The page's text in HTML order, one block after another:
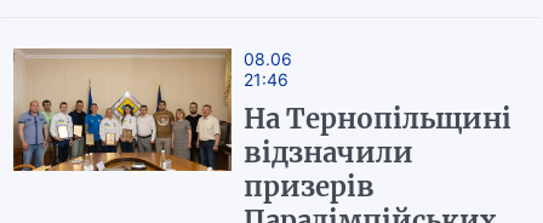
08.06
21:46
На Тернопільщині
відзначили
призерів